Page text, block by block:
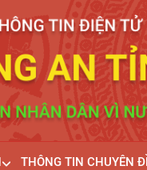
THÔNG TIN CHUYÊN